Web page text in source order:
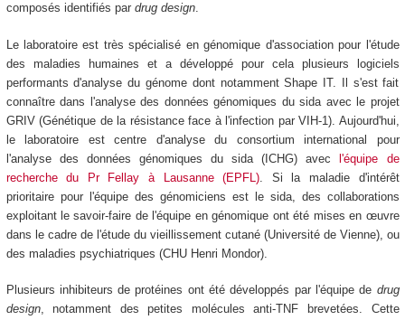
composés identifiés par drug design.
Le laboratoire est très spécialisé en génomique d'association pour l'étude
des maladies humaines et a développé pour cela plusieurs logiciels
performants d'analyse du génome dont notamment Shape IT. Il s'est fait
connaître dans l'analyse des données génomiques du sida avec le projet
GRIV (Génétique de la résistance face à l'infection par VIH-1). Aujourd'hui,
le laboratoire est centre d'analyse du consortium international pour
l'analyse des données génomiques du sida (ICHG) avec
l'équipe de
recherche du Pr Fellay à Lausanne (EPFL) . Si la maladie d'intérêt
prioritaire pour l'équipe des génomiciens est le sida, des collaborations
exploitant le savoir-faire de l'équipe en génomique ont été mises en œuvre
dans le cadre de l'étude du vieillissement cutané (Université de Vienne), ou
des maladies psychiatriques (CHU Henri Mondor).
Plusieurs inhibiteurs de protéines ont été développés par l'équipe de drug
design, notamment des petites molécules anti-TNF brevetées. Cette